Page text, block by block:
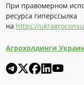
При правомерном
ресурса гиперссылка
на https://
Агрохолдинги